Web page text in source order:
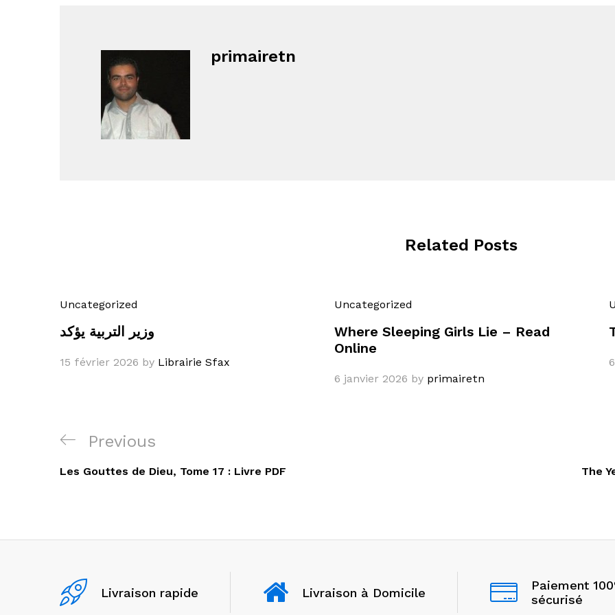
primairetn
Related Posts
Uncategorized
وزير التربية يؤكد
15 février 2026 by Librairie Sfax
Uncategorized
Where Sleeping Girls Lie – Read
Online
6 janvier 2026 by primairetn
Navigation
de
Previous
Post
Previous
Les Gouttes de Dieu, Tome 17 : Livre PDF The
Livraison rapide Livraison à Domicile
Paiement
sécurisé